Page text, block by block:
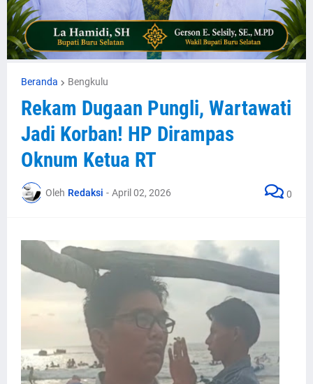
Beranda Bengkulu
Rekam Dugaan Pungli, Wartawati
Jadi Korban! HP Dirampas
Oknum Ketua RT
Oleh Redaksi - April 02, 2026 0